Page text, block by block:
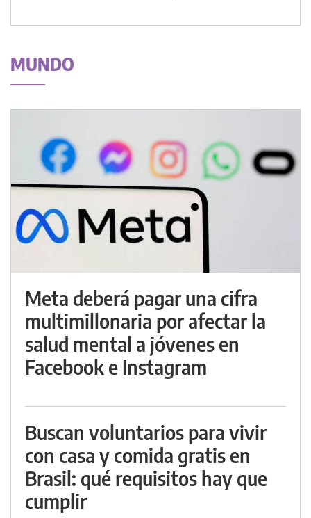
MUNDO
Meta deberá pagar una cifra
multimillonaria por afectar la
salud mental a jóvenes en
Facebook e Instagram
Buscan voluntarios para vivir
con casa y comida gratis en
Brasil: qué requisitos hay que
cumplir